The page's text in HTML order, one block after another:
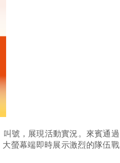
號，展現活動實況。來賓通過
螢幕端即時展示激烈的隊伍戰